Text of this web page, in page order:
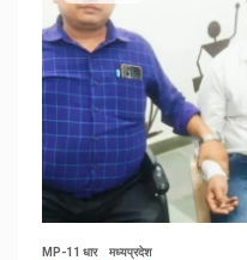
MP-11 धार मध्यप्रदेश